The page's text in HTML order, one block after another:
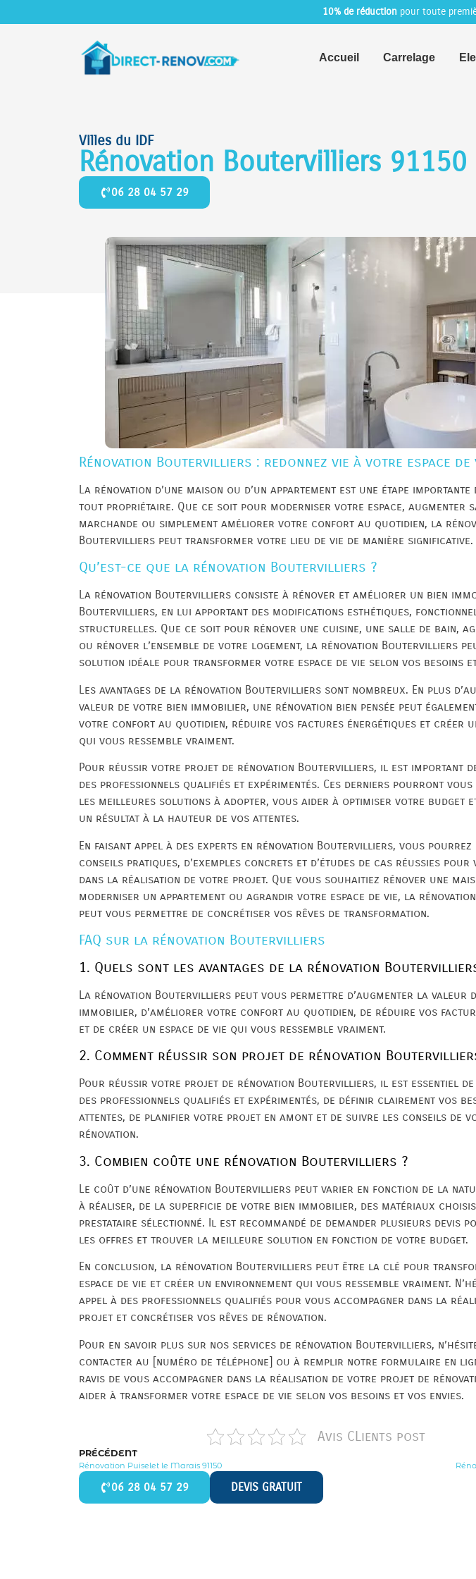
10% de réduction pour toute
Accueil Carrelage
Villes du IDF
Rénovation Boutervilliers 91150
06 28 04 57 29
Rénovation Boutervilliers : redonnez vie à votre espace de
La rénovation d’une maison ou d’un appartement est une étape importante
tout propriétaire. Que ce soit pour moderniser votre espace, augmenter
marchande ou simplement améliorer votre confort au quotidien, la
Boutervilliers peut transformer votre lieu de vie de manière significative.
Qu’est-ce que la rénovation Boutervilliers ?
La rénovation Boutervilliers consiste à rénover et améliorer un bien
Boutervilliers, en lui apportant des modifications esthétiques,
structurelles. Que ce soit pour rénover une cuisine, une salle de bain,
ou rénover l’ensemble de votre logement, la rénovation Boutervilliers
solution idéale pour transformer votre espace de vie selon vos besoins
Les avantages de la rénovation Boutervilliers sont nombreux. En plus
valeur de votre bien immobilier, une rénovation bien pensée peut
votre confort au quotidien, réduire vos factures énergétiques et créer un
qui vous ressemble vraiment.
Pour réussir votre projet de rénovation Boutervilliers, il est important
des professionnels qualifiés et expérimentés. Ces derniers pourront
les meilleures solutions à adopter, vous aider à optimiser votre budget
un résultat à la hauteur de vos attentes.
En faisant appel à des experts en rénovation Boutervilliers, vous pourrez
conseils pratiques, d’exemples concrets et d’études de cas réussies pour
dans la réalisation de votre projet. Que vous souhaitiez rénover une
moderniser un appartement ou agrandir votre espace de vie, la
peut vous permettre de concrétiser vos rêves de transformation.
FAQ sur la rénovation Boutervilliers
1. Quels sont les avantages de la rénovation
La rénovation Boutervilliers peut vous permettre d’augmenter la valeur
immobilier, d’améliorer votre confort au quotidien, de réduire vos
et de créer un espace de vie qui vous ressemble vraiment.
2. Comment réussir son projet de rénovation
Pour réussir votre projet de rénovation Boutervilliers, il est essentiel de
des professionnels qualifiés et expérimentés, de définir clairement vos
attentes, de planifier votre projet en amont et de suivre les conseils de
rénovation.
3. Combien coûte une rénovation Boutervilliers ?
Le coût d’une rénovation Boutervilliers peut varier en fonction de la
à réaliser, de la superficie de votre bien immobilier, des matériaux
prestataire sélectionné. Il est recommandé de demander plusieurs devis
les offres et trouver la meilleure solution en fonction de votre budget.
En conclusion, la rénovation Boutervilliers peut être la clé pour
espace de vie et créer un environnement qui vous ressemble vraiment.
appel à des professionnels qualifiés pour vous accompagner dans la
projet et concrétiser vos rêves de rénovation.
Pour en savoir plus sur nos services de rénovation Boutervilliers,
contacter au [numéro de téléphone] ou à remplir notre formulaire en
ravis de vous accompagner dans la réalisation de votre projet de
aider à transformer votre espace de vie selon vos besoins et vos envies.
Avis CLients post
PRÉCÉDENT
Rénovation Puiselet le Marais 91150
06 28 04 57 29 DEVIS GRATUIT